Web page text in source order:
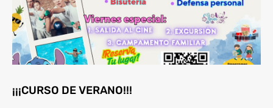
¡¡¡CURSO DE VERANO!!!